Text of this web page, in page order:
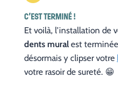
C’EST TERMINÉ !
Et voilà, l’installation de
dents muralest terminée
désormais y clipser votre
votre rasoir de sureté. 😁